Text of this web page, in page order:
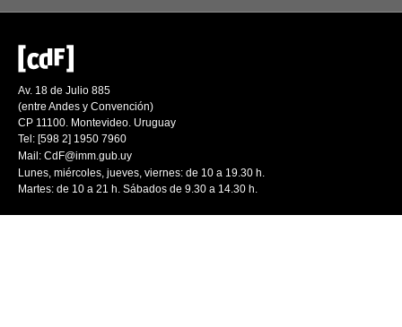
Av. 18 de Julio 885
(entre Andes y Convención)
CP 11100. Montevideo. Uruguay
Tel: [598 2] 1950 7960
Mail: CdF@imm.gub.uy
Lunes, miércoles, jueves, viernes: de 10 a 19.30 h.
Martes: de 10 a 21 h. Sábados de 9.30 a 14.30 h.